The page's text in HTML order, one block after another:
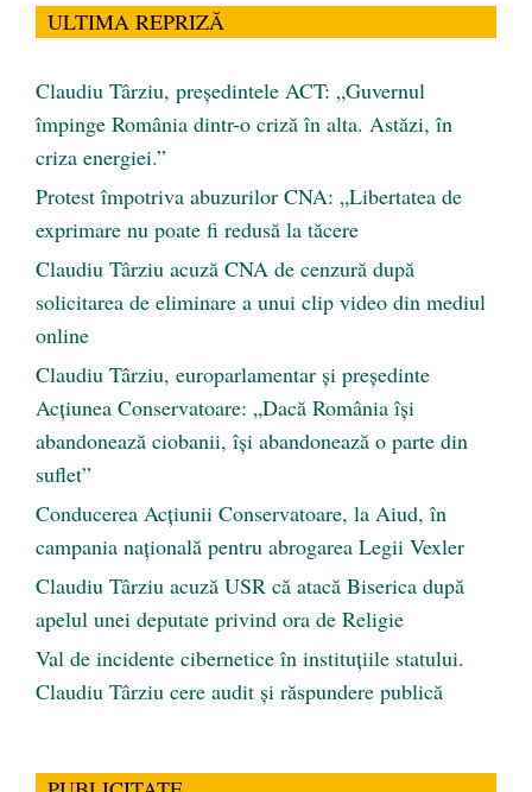
ULTIMA REPRIZĂ
Claudiu Târziu, președintele ACT: „Guvernul
împinge România dintr-o criză în alta. Astăzi, în
criza energiei.”
Protest împotriva abuzurilor CNA: „Libertatea de
exprimare nu poate fi redusă la tăcere
Claudiu Târziu acuză CNA de cenzură după
solicitarea de eliminare a unui clip video din mediul
online
Claudiu Târziu, europarlamentar și președinte
Acțiunea Conservatoare: „Dacă România își
abandonează ciobanii, își abandonează o parte din
suflet”
Conducerea Acțiunii Conservatoare, la Aiud, în
campania națională pentru abrogarea Legii Vexler
Claudiu Târziu acuză USR că atacă Biserica după
apelul unei deputate privind ora de Religie
Val de incidente cibernetice în instituțiile statului.
Claudiu Târziu cere audit și răspundere publică